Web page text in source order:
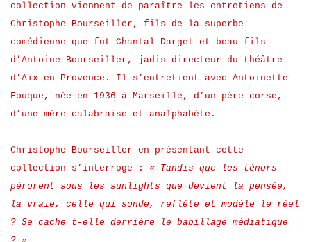
collection viennent de paraître les entretiens de
Christophe Bourseiller, fils de la superbe
comédienne que fut Chantal Darget et beau-fils
d’Antoine Bourseiller, jadis directeur du théâtre
d’Aix-en-Provence. Il s’entretient avec Antoinette
Fouque, née en 1936 à Marseille, d’un père corse,
d’une mère calabraise et analphabète.
Christophe Bourseiller en présentant cette
collection s’interroge : « Tandis que les ténors
pérorent sous les sunlights que devient la pensée,
la vraie, celle qui sonde, reflète et modèle le réel
? Se cache t-elle derrière le babillage médiatique